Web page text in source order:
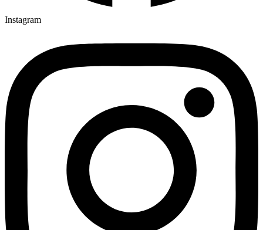
Instagram